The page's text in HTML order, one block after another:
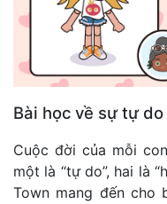
Bài học về sự tự do
Cuộc đời của mỗi
một là “tự do”, hai là
Town mang đến cho